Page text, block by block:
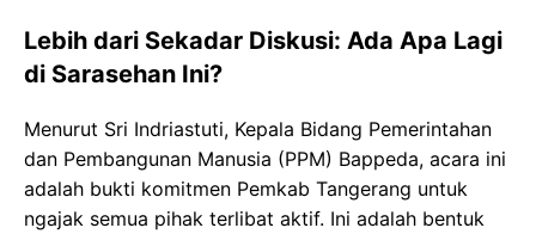
Lebih dari Sekadar Diskusi: Ada Apa Lagi
di Sarasehan Ini?
Menurut Sri Indriastuti, Kepala Bidang Pemerintahan
dan Pembangunan Manusia (PPM) Bappeda, acara ini
adalah bukti komitmen Pemkab Tangerang untuk
ngajak semua pihak terlibat aktif. Ini adalah bentuk